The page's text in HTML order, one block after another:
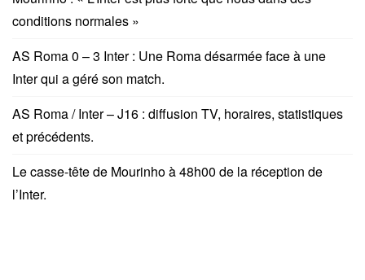
conditions normales »
AS Roma 0 – 3 Inter : Une Roma désarmée face à une
Inter qui a géré son match.
AS Roma / Inter – J16 : diffusion TV, horaires, statistiques
et précédents.
Le casse-tête de Mourinho à 48h00 de la réception de
l’Inter.